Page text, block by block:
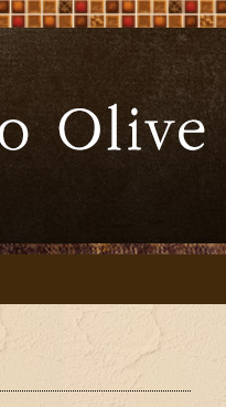
Olive
火焼料理を